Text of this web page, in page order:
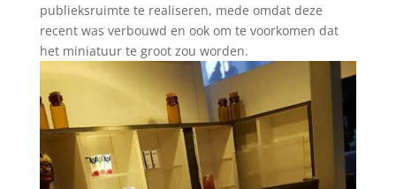
publieksruimte te realiseren, mede omdat deze
recent was verbouwd en ook om te voorkomen dat
het miniatuur te groot zou worden.